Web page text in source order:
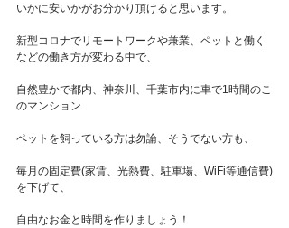
いかに安いかがお分かり頂けると思います。
新型コロナでリモートワークや兼業、ペットと働く
などの働き方が変わる中で、
自然豊かで都内、神奈川、千葉市内に車で1時間のこ
のマンション
ペットを飼っている方は勿論、そうでない方も、
毎月の固定費(家賃、光熱費、駐車場、WiFi等通信費)
を下げて、
自由なお金と時間を作りましょう！